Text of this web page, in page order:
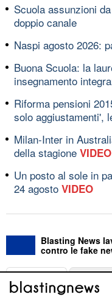
Scuola assunzioni
doppio canale
Naspi agosto 2026:
Buona Scuola: la
insegnamento
Riforma pensioni
solo aggiustamenti',
Milan-Inter in
della stagione VIDEO
Un posto al sole in
24 agosto VIDEO
Blasting News
contro le fake
ABOUT